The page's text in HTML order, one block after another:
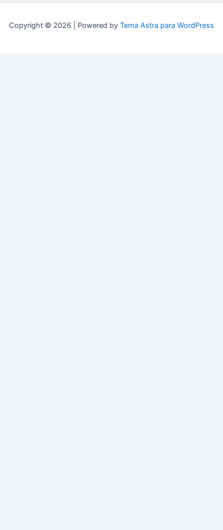
Copyright © 2026 | Powered by Tema Astra para WordPress